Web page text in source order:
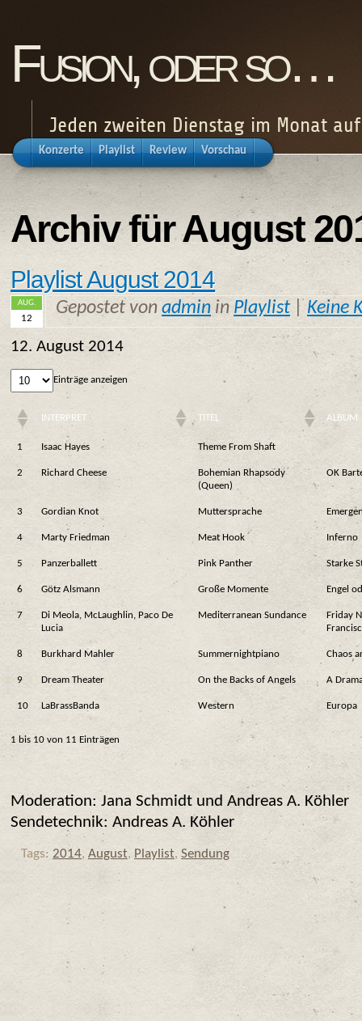
Fusion, oder so…
Jeden zweiten Dienstag im Monat auf
Konzerte Playlist Review Vorschau
Archiv für August
Playlist August 2014
AUG.
12
Gepostet von admin in Playlist | Keine
12. August 2014
Einträge anzeigen
INTERPRET TITEL ALBUM
1 Isaac Hayes Theme From Shaft
2 Richard Cheese
Bohemian Rhapsody
(Queen)
OK
3 Gordian Knot Muttersprache
4 Marty Friedman Meat Hook Inferno
5 Panzerballett Pink Panther Starke
6 Götz Alsmann Große Momente Engel
7
Di Meola, McLaughlin, Paco De
Lucia
Mediterranean Sundance
Friday
8 Burkhard Mahler Summernightpiano Chaos
9 Dream Theater On the Backs of Angels A
10 LaBrassBanda Western Europa
1 bis 10 von 11 Einträgen
Moderation: Jana Schmidt und Andreas A. Köhler
Sendetechnik: Andreas A. Köhler
Tags: 2014, August, Playlist, Sendung